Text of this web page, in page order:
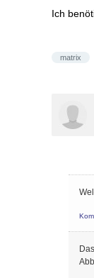
Ich
matrix